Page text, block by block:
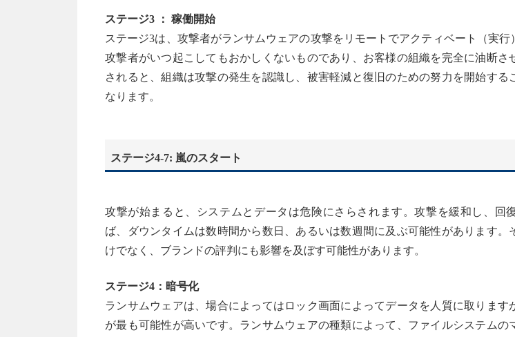
ステージ3 ： 稼働開始
ステージ3は、攻撃者がランサムウェアの攻撃をリモートでアクティベート（実行
攻撃者がいつ起こしてもおかしくないものであり、お客様の組織を完全に油断さ
されると、組織は攻撃の発生を認識し、被害軽減と復旧のための努力を開始する
なります。
ステージ4-7: 嵐のスタート
攻撃が始まると、システムとデータは危険にさらされます。攻撃を緩和し、回
ば、ダウンタイムは数時間から数日、あるいは数週間に及ぶ可能性があります。
けでなく、ブランドの評判にも影響を及ぼす可能性があります。
ステージ4：暗号化
ランサムウェアは、場合によってはロック画面によってデータを人質に取ります
が最も可能性が高いです。ランサムウェアの種類によって、ファイルシステムの